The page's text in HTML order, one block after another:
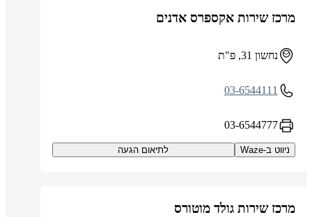
מרכז שירות אקספרס אדנים
נחשון 31, פ"ת
03-6544111
03-6544777
ניווט ב-Waze לתיאום הגעה
מרכז שירות גולד מוטורס